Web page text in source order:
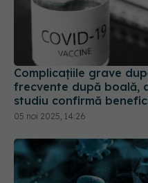
Complicațiile grave
frecvente după boală,
studiu confirmă
05 noi 2025, 14:26